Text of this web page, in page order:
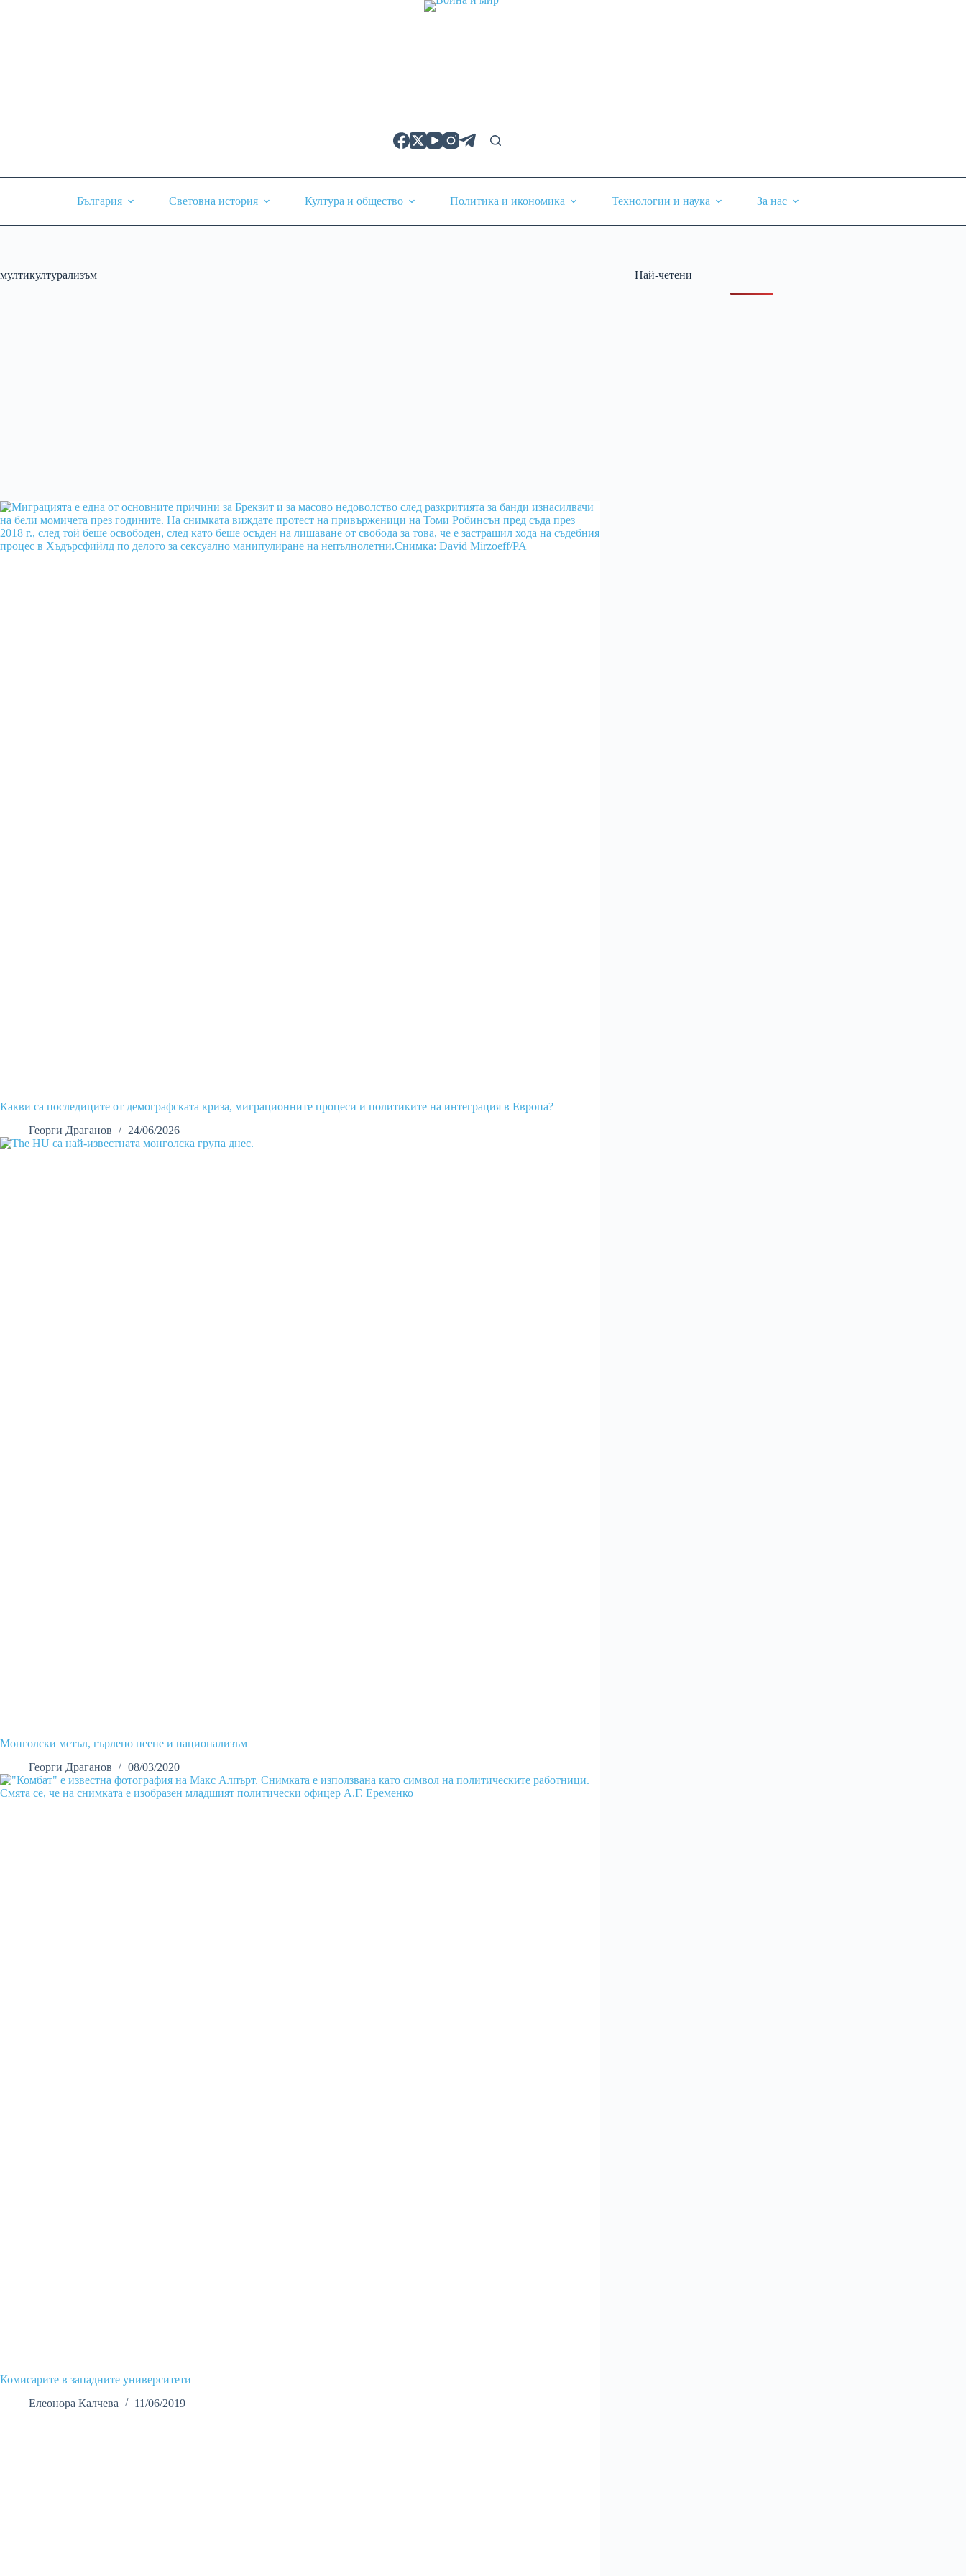
България Световна история Култура и общество Политика и икономика Технологии и наука За нас
мултикултурализъм
Какви са последиците от демографската криза, миграционните процеси и политиките на интеграция в Европа?
Георги Драганов
24/06/2026
Монголски метъл, гърлено пеене и национализъм
Георги Драганов
08/03/2020
Комисарите в западните университети
Елеонора Калчева
11/06/2019
Най-четени